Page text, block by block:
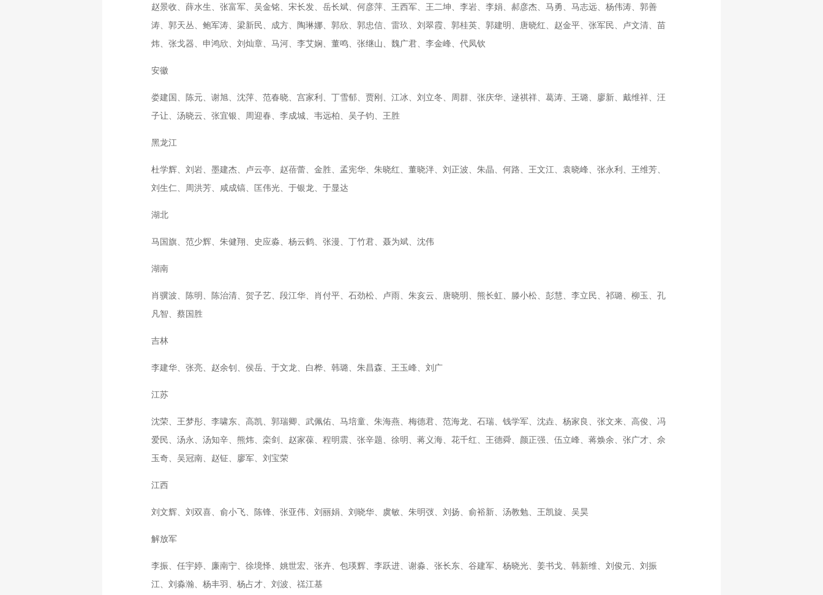
赵景收、薛水生、张富军、吴金铭、宋长发、岳长斌、何彦萍、王西军、王二坤、李岩、李娟、郝彦杰、马勇、马志远、杨伟涛、郭善
涛、郭天丛、鲍军涛、梁新民、成方、陶琳娜、郭欣、郭忠信、雷玖、刘翠霞、郭桂英、郭建明、唐晓红、赵金平、张军民、卢文清、苗
炜、张戈器、申鸿欣、刘灿章、马河、李艾娴、董鸣、张继山、魏广君、李金峰、代凤钦
安徽
娄建国、陈元、谢旭、沈萍、范春晓、宫家利、丁雪郁、贾刚、江冰、刘立冬、周群、张庆华、逯祺祥、葛涛、王璐、廖新、戴维祥、汪
子让、汤晓云、张宜银、周迎春、李成城、韦远柏、吴子钧、王胜
黑龙江
杜学辉、刘岩、墨建杰、卢云亭、赵蓓蕾、金胜、孟宪华、朱晓红、董晓泮、刘正波、朱晶、何路、王文江、袁晓峰、张永利、王维芳、
刘生仁、周洪芳、咸成镐、匡伟光、于银龙、于显达
湖北
马国旗、范少辉、朱健翔、史应淼、杨云鹤、张漫、丁竹君、聂为斌、沈伟
湖南
肖骥波、陈明、陈治清、贺子艺、段江华、肖付平、石劲松、卢雨、朱亥云、唐晓明、熊长虹、滕小松、彭慧、李立民、祁璐、柳玉、孔
凡智、蔡国胜
吉林
李建华、张亮、赵余钊、侯岳、于文龙、白桦、韩璐、朱昌森、王玉峰、刘广
江苏
沈荣、王梦彤、李啸东、高凯、郭瑞卿、武佩佑、马培童、朱海燕、梅德君、范海龙、石瑞、钱学军、沈垚、杨家良、张文来、高俊、冯
爱民、汤永、汤知辛、熊炜、栾剑、赵家葆、程明震、张辛题、徐明、蒋义海、花千红、王德舜、颜正强、伍立峰、蒋焕余、张广才、佘
玉奇、吴冠南、赵钲、廖军、刘宝荣
江西
刘文辉、刘双喜、俞小飞、陈锋、张亚伟、刘丽娟、刘晓华、虞敏、朱明弢、刘扬、俞裕新、汤教勉、王凯旋、吴昊
解放军
李振、任宇婷、廉南宁、徐境怿、姚世宏、张卉、包瑛辉、李跃进、谢淼、张长东、谷建军、杨晓光、姜书戈、韩新维、刘俊元、刘振
江、刘淼瀚、杨丰羽、杨占才、刘波、禚江基